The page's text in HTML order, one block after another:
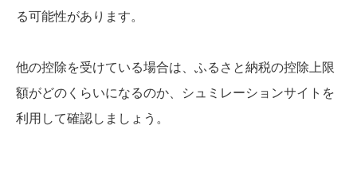
る可能性があります。
他の控除を受けている場合は、ふるさと納税の控除上限
額がどのくらいになるのか、シュミレーションサイトを
利用して確認しましょう。